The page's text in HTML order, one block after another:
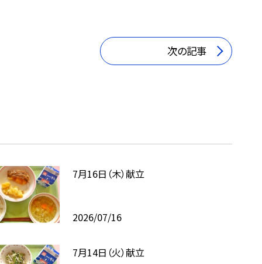
次の記事
7月16日（木）献立
2026/07/16
7月14日（火）献立